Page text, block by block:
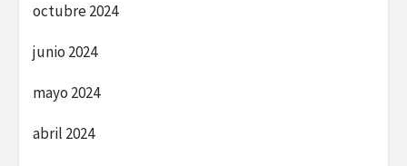
octubre 2024
junio 2024
mayo 2024
abril 2024